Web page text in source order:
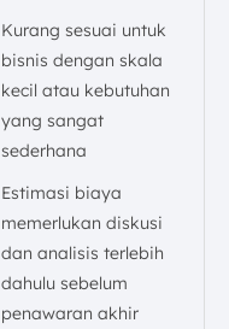
Kurang sesuai untuk
bisnis dengan skala
kecil atau kebutuhan
yang sangat
sederhana
Estimasi biaya
memerlukan diskusi
dan analisis terlebih
dahulu sebelum
penawaran akhir